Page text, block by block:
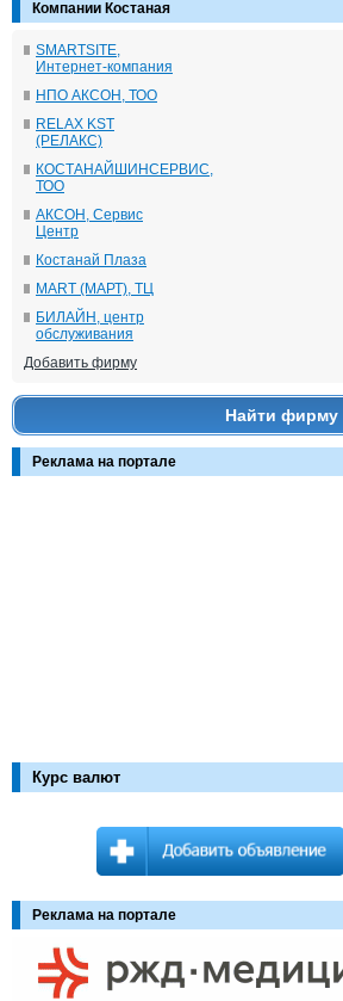
Компании Костаная
SMARTSITE,
Интернет-компания
НПО АКСОН, ТОО
RELAX KST
(РЕЛАКС)
КОСТАНАЙШИНСЕРВИС,
ТОО
АКСОН, Сервис
Центр
Костанай Плаза
MART (МАРТ), ТЦ
БИЛАЙН, центр
обслуживания
Добавить фирму
Найти фирму
Реклама на портале
Курс валют
Реклама на портале